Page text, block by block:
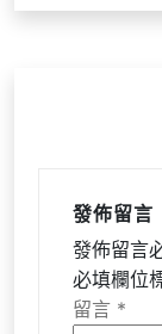
發佈留言
發佈留言
必填欄位
留言 *